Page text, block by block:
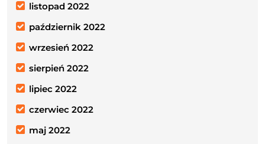
listopad 2022
październik 2022
wrzesień 2022
sierpień 2022
lipiec 2022
czerwiec 2022
maj 2022